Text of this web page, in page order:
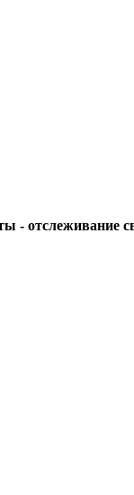
отслеживание